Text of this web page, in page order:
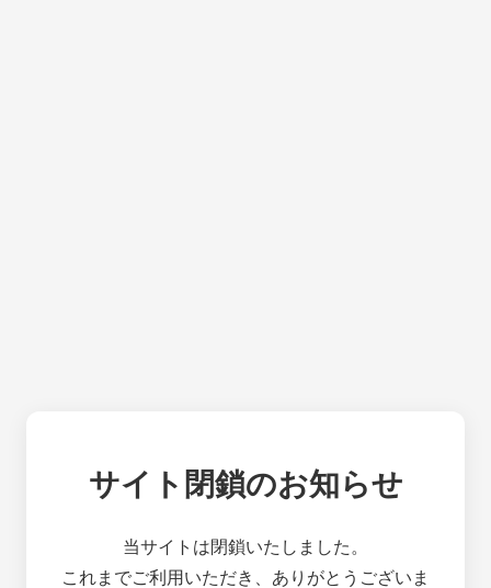
サイト閉鎖のお知らせ
当サイトは閉鎖いたしました。
これまでご利用いただき、ありがとうございま